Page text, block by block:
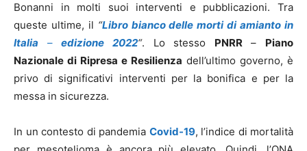
Bonanni in molti suoi interventi e pubblicazioni. Tra
queste ultime, il “Libro bianco delle morti di amianto in
Italia –edizione 2022“. Lo stesso PNRR– Piano
Nazionale di Ripresa e Resilienza dell’ultimo governo, è
privo di significativi interventi per la bonifica e per la
messa in sicurezza.
In un contesto di pandemia Covid-19, l’indice di mortalità